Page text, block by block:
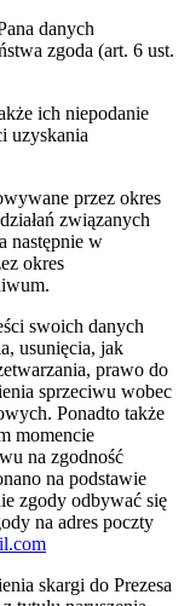
danych
zgoda (art. 6 ust.
ich niepodanie
uzyskania
przez okres
związanych
następnie w
okres
swoich danych
usunięcia, jak
prawo do
sprzeciwu wobec
Ponadto także
momencie
na zgodność
na podstawie
zgody odbywać się
na adres poczty
skargi do Prezesa